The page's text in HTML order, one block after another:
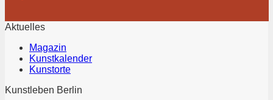
Aktuelles
Magazin
Kunstkalender
Kunstorte
Kunstleben Berlin